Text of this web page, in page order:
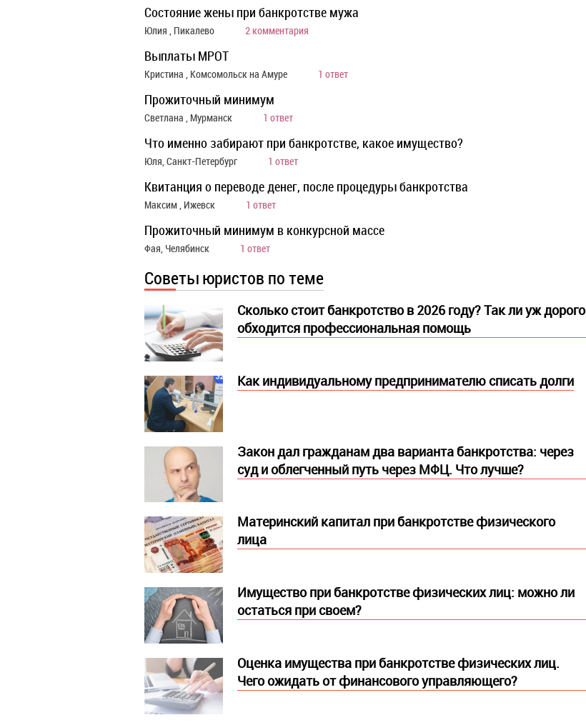
Состояние жены при банкротстве мужа
Юлия , Пикалево 2 комментария
Выплаты МРОТ
Кристина , Комсомольск на Амуре 1 ответ
Прожиточный минимум
Светлана , Мурманск 1 ответ
Что именно забирают при банкротстве, какое имущество?
Юля, Санкт-Петербург 1 ответ
Квитанция о переводе денег, после процедуры банкротства
Максим , Ижевск 1 ответ
Прожиточный минимум в конкурсной массе
Фая, Челябинск 1 ответ
Советы юристов по теме
Сколько стоит банкротство в 2026 году? Так ли уж дорого
обходится профессиональная помощь
Как индивидуальному предпринимателю списать долги
Закон дал гражданам два варианта банкротства: через
суд и облегченный путь через МФЦ. Что лучше?
Материнский капитал при банкротстве физического
лица
Имущество при банкротстве физических лиц: можно ли
остаться при своем?
Оценка имущества при банкротстве физических лиц.
Чего ожидать от финансового управляющего?